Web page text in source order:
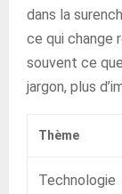
dans la
ce qui change
souvent ce
jargon, plus
Thème
Technologie